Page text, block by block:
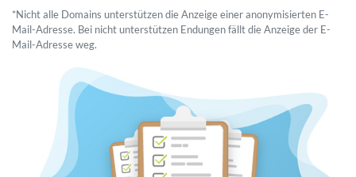
*Nicht alle Domains unterstützen die Anzeige einer anonymisierten E-
Mail-Adresse. Bei nicht unterstützen Endungen fällt die Anzeige der E-
Mail-Adresse weg.